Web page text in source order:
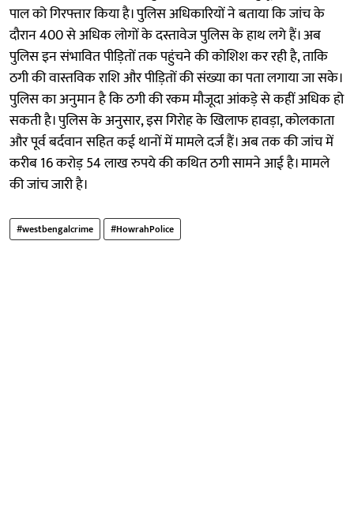
पाल को गिरफ्तार किया है। पुलिस अधिकारियों ने बताया कि जांच के
दौरान 400 से अधिक लोगों के दस्तावेज पुलिस के हाथ लगे हैं। अब
पुलिस इन संभावित पीड़ितों तक पहुंचने की कोशिश कर रही है, ताकि
ठगी की वास्तविक राशि और पीड़ितों की संख्या का पता लगाया जा सके।
पुलिस का अनुमान है कि ठगी की रकम मौजूदा आंकड़े से कहीं अधिक हो
सकती है। पुलिस के अनुसार, इस गिरोह के खिलाफ हावड़ा, कोलकाता
और पूर्व बर्दवान सहित कई थानों में मामले दर्ज हैं। अब तक की जांच में
करीब 16 करोड़ 54 लाख रुपये की कथित ठगी सामने आई है। मामले
की जांच जारी है।
#westbengalcrime #HowrahPolice